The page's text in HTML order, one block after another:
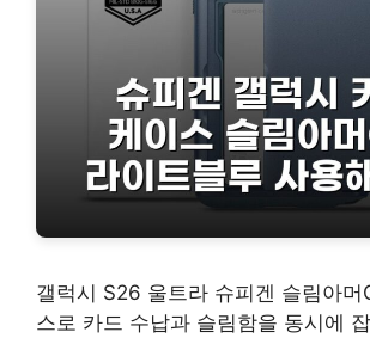
갤럭시 S26 울트라 슈피겐 슬림아머
스로 카드 수납과 슬림함을 동시에